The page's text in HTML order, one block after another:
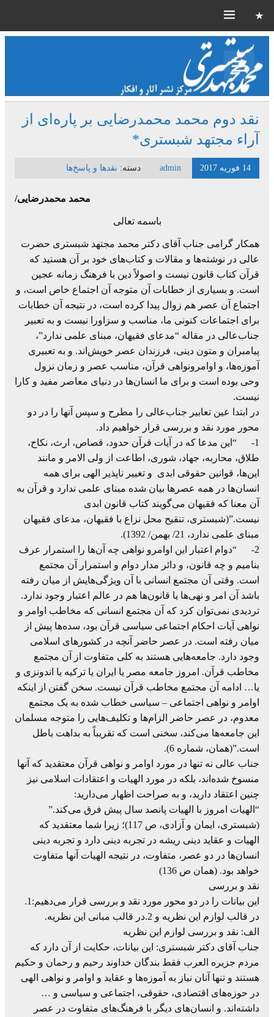
نقد دوم محمد محمدرضایی بر پاره‌ای از
آراء مجتهد شبستری*
14 فوریه 2017 admin دسته: نقدها و پاسخ‌ها
محمد محمدرضایی/
باسمه تعالی
همکار گرامی جناب آقای دکتر محمد مجتهد شبستری حضرت
عالی در نوشته‌ها و مقالات و کتاب‌های خود بر آن هستید که
قرآن کتاب قانون نیست و اصولاً دین با فرهنگ زمانه عجین
است. و بسیاری از خطابات آن متوجه آن اجتماع خاص است، و
اجتماع آن عصر هم زوال پیدا کرده است، در نتیجه آن خطابات
برای اجتماعات کنونی ما، مناسب و سزاورا نیست و به تعبیر
جناب‌عالی در مقاله “مدعای فقیهان، مبنای علمی ندارد”،
پیامبران و متون دینی، فرزندان عصر خویش‌اند. و به تعبیری
آموزه‌ها، و اوامرونواهی قرآن، مناسب عصر و زمان نزول
وحی بوده است و برای ما انسان‌ها در دنیای معاصر مفید و کارا
نیست.
در ابتدا عین تعابیر جناب‌عالی را مطرح و سپس آنها را در دو
محور مورد نقد و بررسی قرار خواهیم داد.
1- “این مدعا که در آیات قرآن حدود، قصاص، ارث، نکاح،
طلاق، محاربه، جهاد، شوری، اطاعت از ولی الامر و مانند
این‌ها، قوانین حقوقی ابدی و تغییر ناپذیر الهی برای همه
انسان‌ها در همه عصرها بیان شده مبنای علمی ندارد و قرآن به
آن معنا که فقیهان می‌گویند کتاب قانون ابدی
نیست.”(شبستری، تنقیح محل نزاع با فقیهان، مدعای فقیهان
مبنای علمی ندارد، 21/ بهمن/ 1392).
2- “دوام اعتبار این اوامرو نواهی چه آن‌ها را استمرار عرف
بنامیم و چه قانون، و دائر مدار دوام و استمرار آن مجتمع
است. وقتی آن مجتمع انسانی با آن ویژگی‌هایش از میان رفته
باشد آن امر و نهی‌ها یا قانون‌ها هم در عالم اعتبار وجود ندارد.
تردیدی نمی‌توان کرد که آن مجتمع انسانی که مخاطب اوامر و
نواهی آیات احکام اجتماعی سیاسی قرآن بود، سده‌ها پیش از
میان رفته است. در عصر حاضر آنچه در کشورهای اسلامی
وجود دارد. جامعه‌هایی هستند به کلی متفاوت از آن مجتمع
مخاطب قرآن. امروز جامعه مصر یا ایران یا ترکیه یا اندونزی و
یا… ادامه آن مجتمع مخاطب قرآن نیست. سخن گفتن از اینکه
اوامر و نواهی اجتماعی – سیاسی خطاب شده به یک مجتمع
معدوم، در عصر حاضر الزام‌ها و تکلیف‌هایی را متوجه مسلمان
این جامعه‌ها می‌کند، سخنی است که تقریباً به بداهت باطل
است.”(همان، شماره 6).
جناب عالی نه تنها در مورد اوامر و نواهی قرآن معتقدید که آنها
منسوخ شده‌اند، بلکه در مورد الهیات و اعتقادات اسلامی نیز
چنین اعتقاد دارید، و به صراحت اظهار می‌دارید:
“الهیات امروز با الهیات پانصد سال پیش فرق می‌کند.”
(شبستری، ایمان و آزادی، ص 117)؛ زیرا شما معتقدید که
الهیات و عقاید دینی ریشه در تجربه دینی دارد و تجربه دینی
انسان‌ها در دو عصر، متفاوت، در نتیجه الهیات آنها متفاوت
خواهد بود. (همان ص 136)
نقد و بررسی
این بیانات را در دو محور مورد نقد و بررسی قرار می‌دهیم:1.
در قالب لوازم این نظریه و 2.در قالب مبانی این نظریه.
الف: نقد و بررسی لوازم این نظریه
جناب آقای دکتر شبستری: این بیانات، حکایت از آن دارد که
مردم جزیره العرب فقط بندگان خداوند رحیم و رحمان و حکیم
هستند و تنها آنان نیاز به آموزه‌ها و عقاید و اوامر و نواهی الهی
در حوزه‌های اقتصادی، حقوقی، اجتماعی و سیاسی و …
داشته‌اند. و انسان‌های دیگر با فرهنگ‌های متفاوت در عصر